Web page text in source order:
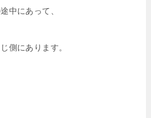
中にあって、
側にあります。